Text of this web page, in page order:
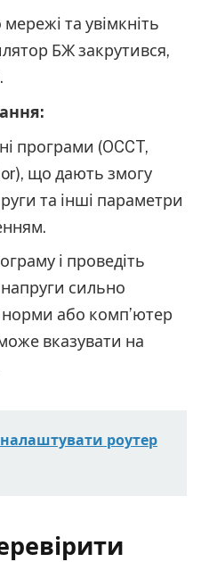
та увімкніть
БЖ закрутився,
програми (OCCT,
що дають змогу
та інші параметри
і проведіть
сильно
норми або комп’ютер
вказувати на
роутер